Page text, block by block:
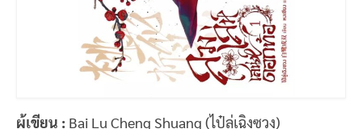
ผู้เขียน : Bai Lu Cheng Shuang (ไป๋ลู่เฉิงซวง)